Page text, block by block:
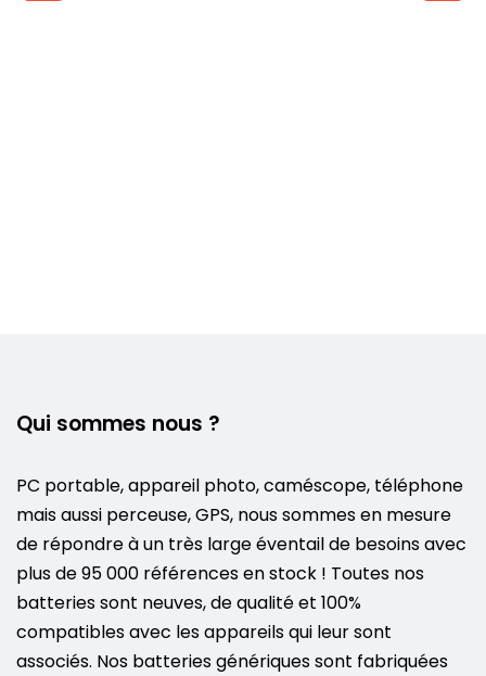
Qui sommes nous ?
PC portable, appareil photo, caméscope, téléphone
mais aussi perceuse, GPS, nous sommes en mesure
de répondre à un très large éventail de besoins avec
plus de 95 000 références en stock ! Toutes nos
batteries sont neuves, de qualité et 100%
compatibles avec les appareils qui leur sont
associés. Nos batteries génériques sont fabriquées